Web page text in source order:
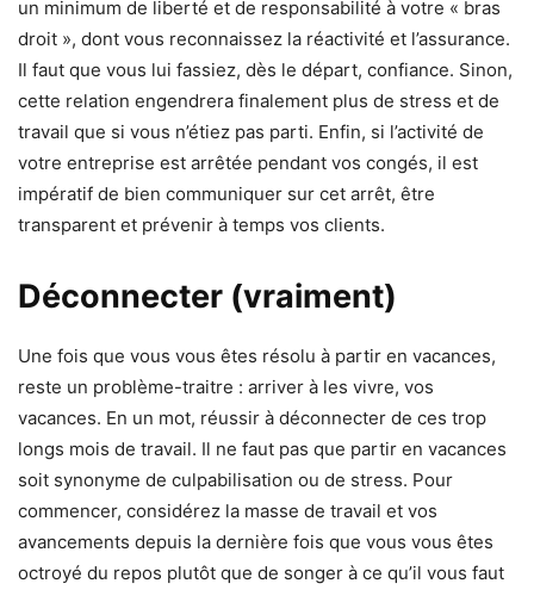
un minimum de liberté et de responsabilité à votre « bras
droit », dont vous reconnaissez la réactivité et l’assurance.
Il faut que vous lui fassiez, dès le départ, confiance. Sinon,
cette relation engendrera finalement plus de stress et de
travail que si vous n’étiez pas parti. Enfin, si l’activité de
votre entreprise est arrêtée pendant vos congés, il est
impératif de bien communiquer sur cet arrêt, être
transparent et prévenir à temps vos clients.
Déconnecter (vraiment)
Une fois que vous vous êtes résolu à partir en vacances,
reste un problème-traitre : arriver à les vivre, vos
vacances. En un mot, réussir à déconnecter de ces trop
longs mois de travail. Il ne faut pas que partir en vacances
soit synonyme de culpabilisation ou de stress. Pour
commencer, considérez la masse de travail et vos
avancements depuis la dernière fois que vous vous êtes
octroyé du repos plutôt que de songer à ce qu’il vous faut